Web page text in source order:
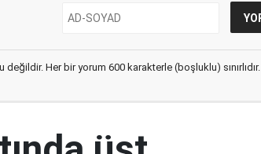
Her bir yorum 600 karakterle (boşluklu) sınırlıdır.